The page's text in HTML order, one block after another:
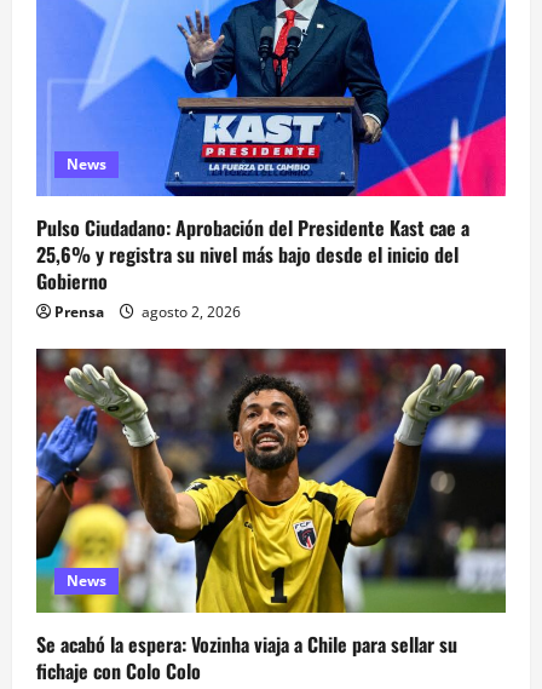
News
Pulso Ciudadano: Aprobación del Presidente Kast cae a
25,6% y registra su nivel más bajo desde el inicio del
Gobierno
Prensa agosto 2, 2026
News
Se acabó la espera: Vozinha viaja a Chile para sellar su
fichaje con Colo Colo